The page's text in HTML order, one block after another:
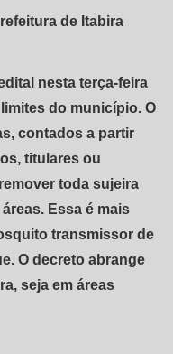
de Itabira
nesta terça-feira
do município. O
contados a partir
titulares ou
toda sujeira
Essa é mais
transmissor de
O decreto abrange
seja em áreas